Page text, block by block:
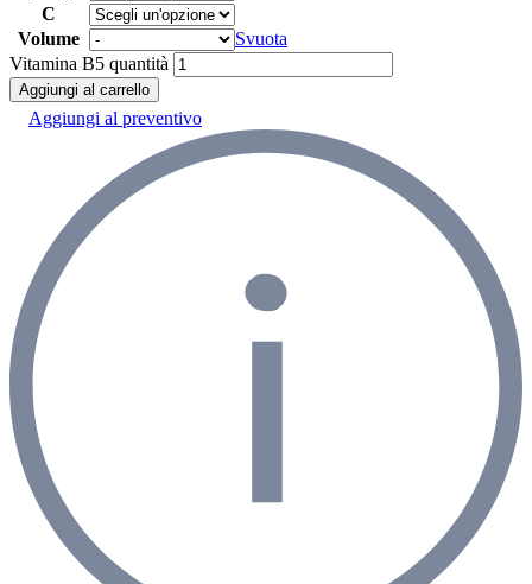
C
Volume
Svuota
Vitamina B5 quantità
Aggiungi al carrello
Aggiungi al preventivo